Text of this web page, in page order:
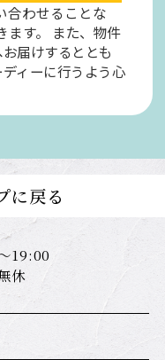
合わせることな
す。
また、物件
届けするととも
ィーに行うよう心
に戻る
19:00
休